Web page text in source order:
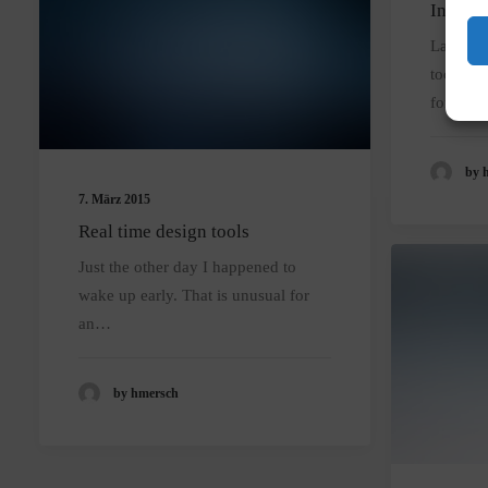
Last
too far
for…
by
7. März 2015
Real time design tools
Just the other day I happened to
wake up early. That is unusual for
an…
by hmersch